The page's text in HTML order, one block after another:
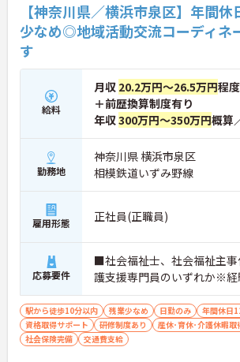
【神奈川県／横浜市泉区】年間
少なめ◎地域活動交流コーディネ
す
給料
月収 20.2万円～26.5万円程
＋前歴換算制度有り
年収300万円～350万円概算
勤務地
神奈川県 横浜市泉区
相模鉄道いずみ野線
雇用形態 正社員(正職員)
応募要件
■社会福祉士、社会福祉主
護支援専門員のいずれか※経
駅から徒歩10分以内 残業少なめ 日勤のみ
年間休日
資格取得サポート
研修制度あり
産休･育休･介護休暇取
社会保険完備
交通費支給